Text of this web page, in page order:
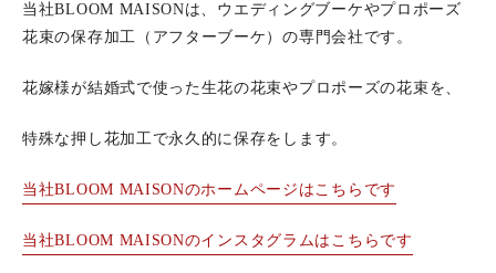
当社BLOOM MAISONは、ウエディングブーケやプロポーズ
花束の保存加工（アフターブーケ）の専門会社です。
花嫁様が結婚式で使った生花の花束やプロポーズの花束を、
特殊な押し花加工で永久的に保存をします。
当社BLOOM MAISONのホームページはこちらです
当社BLOOM MAISONのインスタグラムはこちらです